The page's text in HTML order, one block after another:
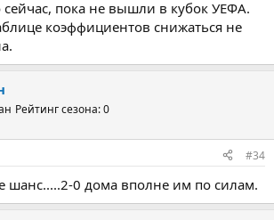
сейчас, пока не вышли в кубок УЕФА.
коэффициентов снижаться не
Рейтинг сезона: 0
#34
шанс.....2-0 дома вполне им по силам.